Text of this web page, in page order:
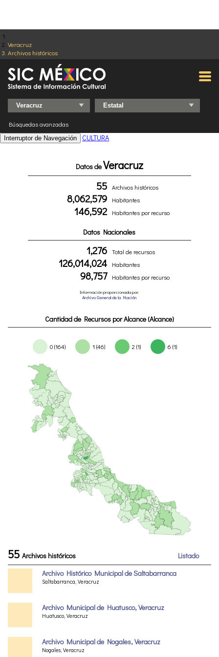
Veracruz
Archivos históricos
Búsquedas avanzadas
Interruptor de Navegación CULTURA
Datos deVeracruz
55 Archivos históricos
8,062,579 Habitantes
146,592 Habitantes por recurso
Datos Nacionales
1,276 Total de recursos
126,014,024 Habitantes
98,757 Habitantes por recurso
Información proporcionada por:
Archivo General de la Nación
55 Archivos históricos
Listado
Archivo Histórico Municipal de Saltabarranca
Saltabarranca, Veracruz
Archivo Municipal de Huatusco, Veracruz
Huatusco, Veracruz
Archivo Municipal de Nogales, Veracruz
Nogales, Veracruz
Cantidad de Recursos por Alcance (Alcance)
0 (164) 1 (46) 2 (1) 6 (1)